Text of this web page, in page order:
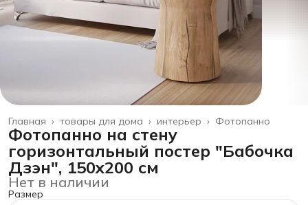
Фотопанно
интерьер ›
товары для дома ›
Главная ›
Фотопанно на стену
горизонтальный постер "Бабочка
Дзэн", 150x200 см
Нет в наличии
Размер